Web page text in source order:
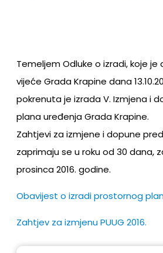
Temeljem Odluke o izradi, koje je
vijeće Grada Krapine dana
pokrenuta je izrada V. Izmjena i
plana uređenja Grada Krapine.
Zahtjevi za izmjene i dopune
zaprimaju se u roku od 30 dana,
prosinca 2016. godine.
Obavijest o izradi prostornog
Zahtjev za izmjenu PUUG 2016.